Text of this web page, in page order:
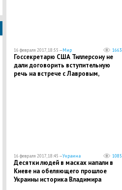
16 февраля 2017, 18:55 —Мир 1663
Госсекретарю США Тиллерсону не
дали договорить вступительную
речь на встрече с Лавровым,
16 февраля 2017, 18:45 —Украина 1085
Десятки людей в масках напали в
Киеве на обеляющего прошлое
Украины историка Владимира